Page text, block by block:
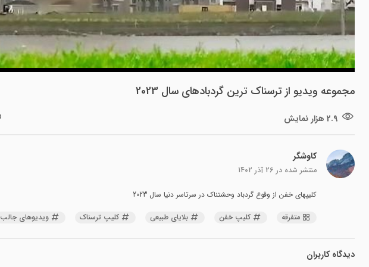
ویدیو
مجموعه ویدیو از ترسناک ترین گردبادهای سال 2023
2.9 هزار نمایش
کاوشگر
منتشر شده در 26 آذر 1402
کلیپهای خفن از وقوع گردباد وحشتناک در سرتاسر دنیا سال 2023
متفرقه
کلیپ خفن بلایای طبیعی کلیپ ترسناک ویدیوهای جالب
دیدگاه کاربران